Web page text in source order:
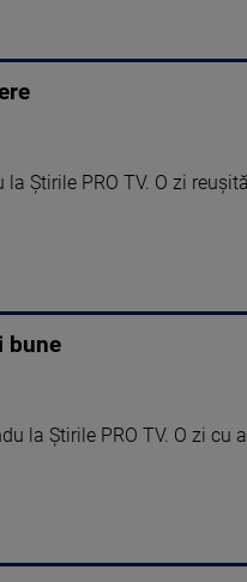
Știrile PRO TV. O zi
bune
la Știrile PRO TV. O zi cu